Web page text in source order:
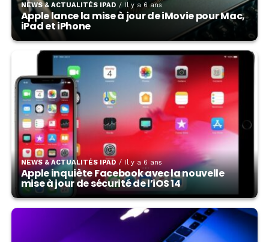
NEWS & ACTUALITÉS IPAD Il y a 6 ans
Apple lance la mise à jour de iMovie pour Mac,
iPad et iPhone
NEWS & ACTUALITÉS IPAD Il y a 6 ans
Apple inquiète Facebook avec la nouvelle
mise à jour de sécurité de l’iOS 14